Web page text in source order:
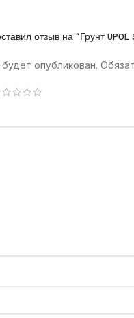
отзыв на “Грунт UPOL
опубликован.